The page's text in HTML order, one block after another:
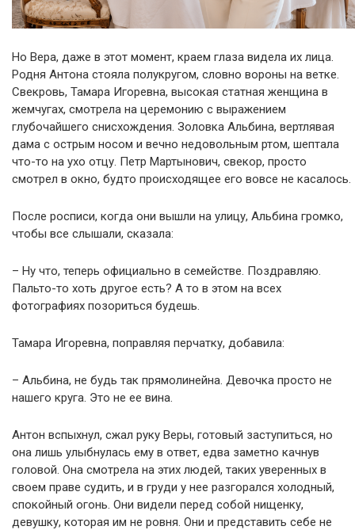
Но Вера, даже в этот момент, краем глаза видела их лица.
Родня Антона стояла полукругом, словно вороны на ветке.
Свекровь, Тамара Игоревна, высокая статная женщина в
жемчугах, смотрела на церемонию с выражением
глубочайшего снисхождения. Золовка Альбина, вертлявая
дама с острым носом и вечно недовольным ртом, шептала
что-то на ухо отцу. Петр Мартынович, свекор, просто
смотрел в окно, будто происходящее его вовсе не касалось.
После росписи, когда они вышли на улицу, Альбина громко,
чтобы все слышали, сказала:
– Ну что, теперь официально в семействе. Поздравляю.
Пальто-то хоть другое есть? А то в этом на всех
фотографиях позориться будешь.
Тамара Игоревна, поправляя перчатку, добавила:
– Альбина, не будь так прямолинейна. Девочка просто не
нашего круга. Это не ее вина.
Антон вспыхнул, сжал руку Веры, готовый заступиться, но
она лишь улыбнулась ему в ответ, едва заметно качнув
головой. Она смотрела на этих людей, таких уверенных в
своем праве судить, и в груди у нее разгорался холодный,
спокойный огонь. Они видели перед собой нищенку,
девушку, которая им не ровня. Они и представить себе не